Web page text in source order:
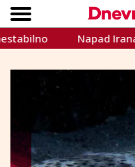
Napad Irana na